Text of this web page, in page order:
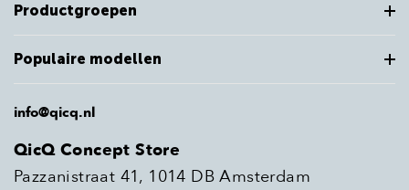
Productgroepen
Populaire modellen
info@qicq.nl
QicQ Concept Store
Pazzanistraat 41, 1014 DB Amsterdam